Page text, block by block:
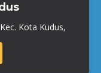
Kota Kudus,